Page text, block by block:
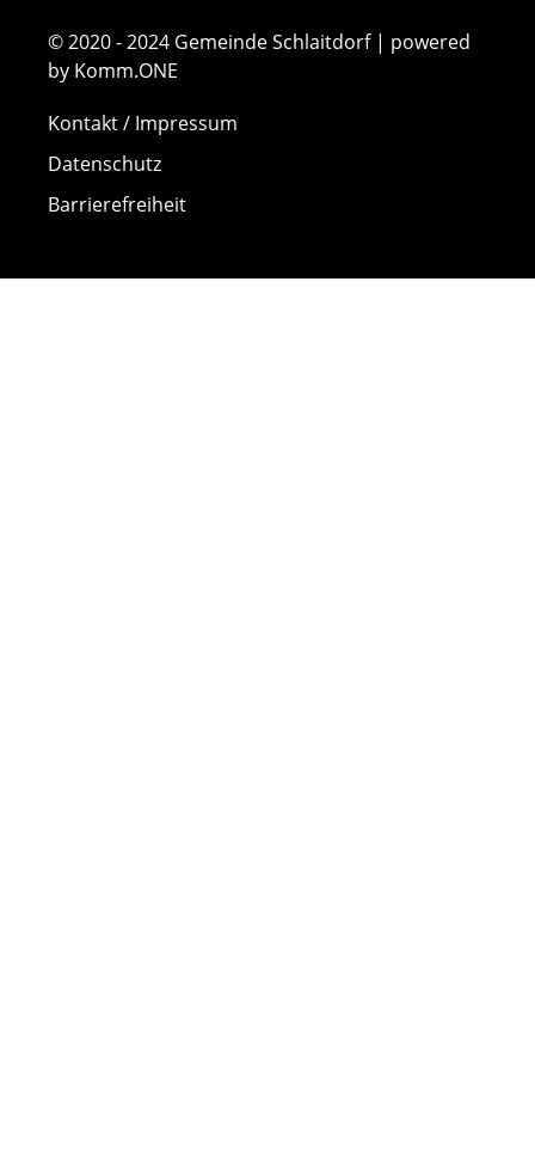
© 2020 - 2024 Gemeinde Schlaitdorf | powered
by Komm.ONE
Kontakt / Impressum
Datenschutz
Barrierefreiheit